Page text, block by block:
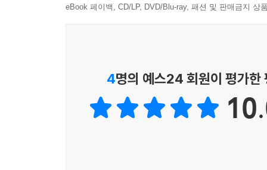
eBook 페이백, CD/LP, DVD/Blu-ray, 패션 및 판매금지 상
4명의 예스24 회원이 평가한